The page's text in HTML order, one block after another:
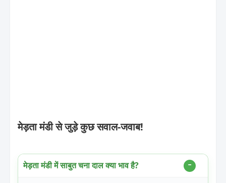
मेड़ता मंडी से जुड़े कुछ सवाल-जवाब!
मेड़ता मंडी में साबुत चना दाल क्या भाव है?